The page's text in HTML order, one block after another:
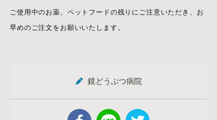
ご使用中のお薬、ペットフードの残りにご注意いただき、お
早めのご注文をお願いいたします。
鏡どうぶつ病院